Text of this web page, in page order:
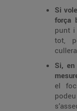
Si
força
punt i
tot,
Si, en
el